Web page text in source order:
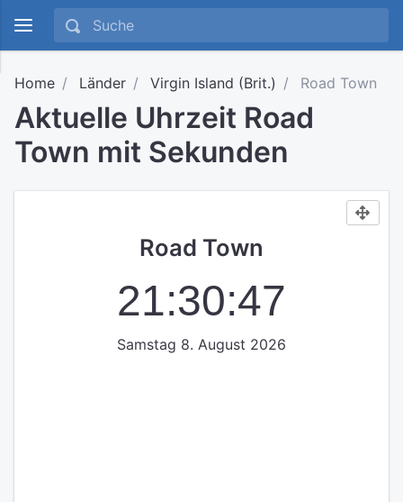
Home Länder Virgin Island (Brit.) Road Town
Aktuelle Uhrzeit Road
Town mit Sekunden
Road Town
21:30:47
Samstag 8. August 2026